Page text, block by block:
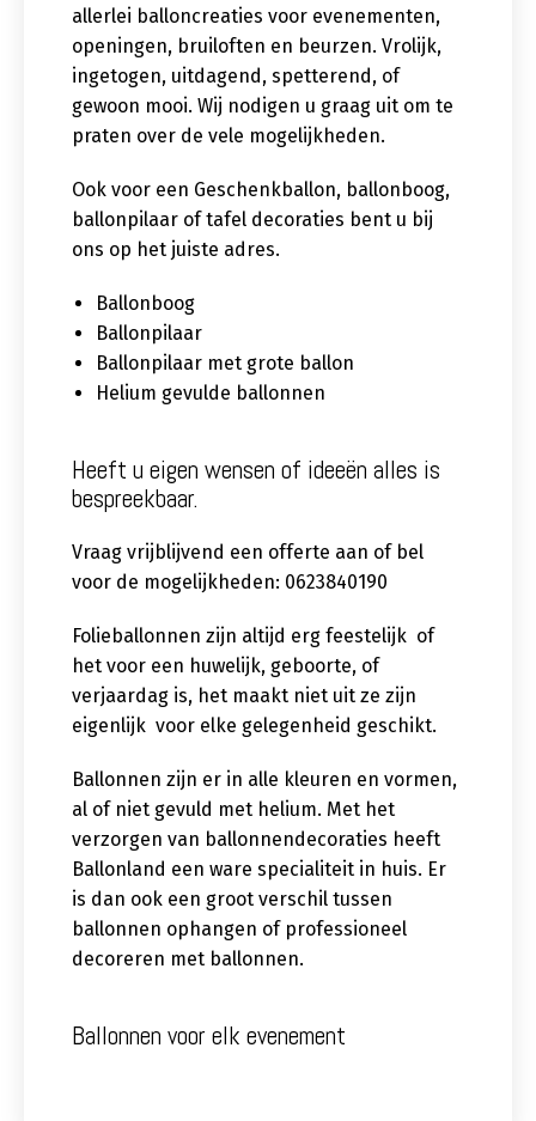
allerlei balloncreaties voor evenementen,
openingen, bruiloften en beurzen. Vrolijk,
ingetogen, uitdagend, spetterend, of
gewoon mooi. Wij nodigen u graag uit om te
praten over de vele mogelijkheden.
Ook voor een Geschenkballon, ballonboog,
ballonpilaar of tafel decoraties bent u bij
ons op het juiste adres.
Ballonboog
Ballonpilaar
Ballonpilaar met grote ballon
Helium gevulde ballonnen
Heeft u eigen wensen of ideeën alles is
bespreekbaar.
Vraag vrijblijvend een offerte aan of bel
voor de mogelijkheden: 0623840190
Folieballonnen zijn altijd erg feestelijk of
het voor een huwelijk, geboorte, of
verjaardag is, het maakt niet uit ze zijn
eigenlijk voor elke gelegenheid geschikt.
Ballonnen zijn er in alle kleuren en vormen,
al of niet gevuld met helium. Met het
verzorgen van ballonnendecoraties heeft
Ballonland een ware specialiteit in huis. Er
is dan ook een groot verschil tussen
ballonnen ophangen of professioneel
decoreren met ballonnen.
Ballonnen voor elk evenement